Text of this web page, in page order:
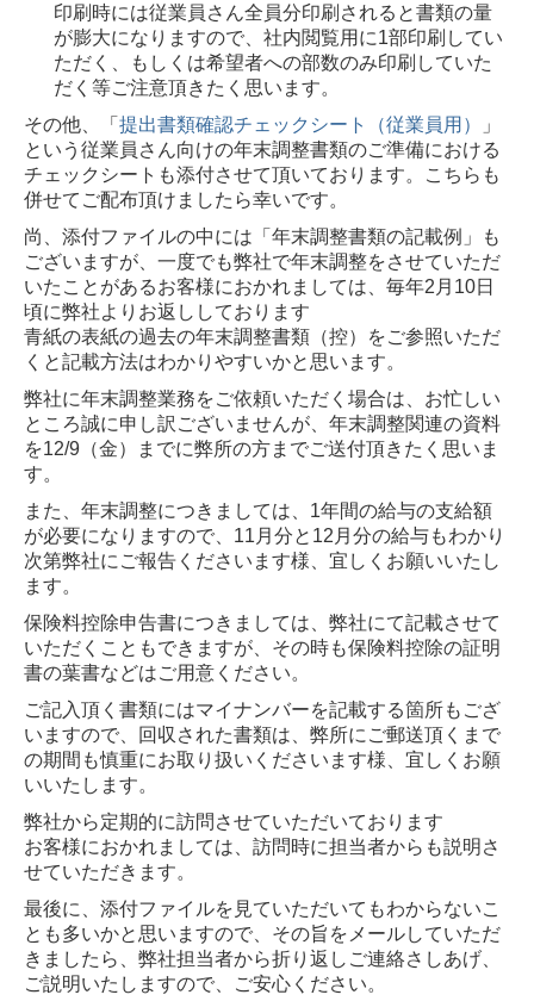
印刷時には従業員さん全員分印刷されると書類の量
が膨大になりますので、社内閲覧用に1部印刷してい
ただく、もしくは希望者への部数のみ印刷していた
だく等ご注意頂きたく思います。
その他、「 提出書類確認チェックシート（従業員用）
」
という従業員さん向けの年末調整書類のご準備における
チェックシートも添付させて頂いております。こちらも
併せてご配布頂けましたら幸いです。
尚、添付ファイルの中には「年末調整書類の記載例」も
ございますが、一度でも弊社で年末調整をさせていただ
いたことがあるお客様におかれましては、毎年2月10日
頃に弊社よりお返ししております
青紙の表紙の過去の年末調整書類（控）をご参照いただ
くと記載方法はわかりやすいかと思います。
弊社に年末調整業務をご依頼いただく場合は、お忙しい
ところ誠に申し訳ございませんが、年末調整関連の資料
を12/9（金）までに弊所の方までご送付頂きたく思いま
す。
また、年末調整につきましては、1年間の給与の支給額
が必要になりますので、11月分と12月分の給与もわかり
次第弊社にご報告くださいます様、宜しくお願いいたし
ます。
保険料控除申告書につきましては、弊社にて記載させて
いただくこともできますが、その時も保険料控除の証明
書の葉書などはご用意ください。
ご記入頂く書類にはマイナンバーを記載する箇所もござ
いますので、回収された書類は、弊所にご郵送頂くまで
の期間も慎重にお取り扱いくださいます様、宜しくお願
いいたします。
弊社から定期的に訪問させていただいております
お客様におかれましては、訪問時に担当者からも説明さ
せていただきます。
最後に、添付ファイルを見ていただいてもわからないこ
とも多いかと思いますので、その旨をメールしていただ
きましたら、弊社担当者から折り返しご連絡さしあげ、
ご説明いたしますので、ご安心ください。